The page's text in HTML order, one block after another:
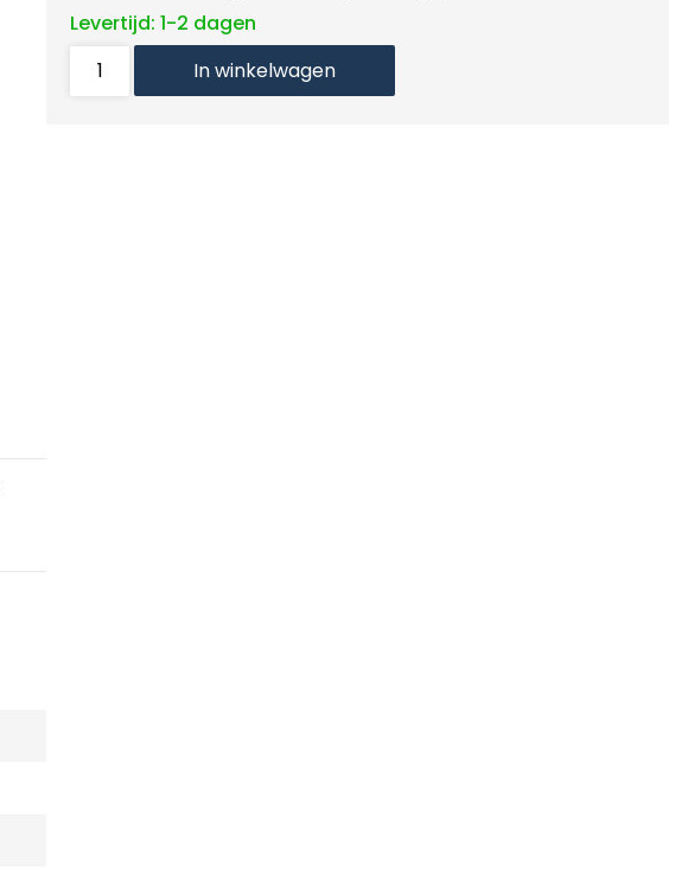
Levertijd: 1-2 dagen
In winkelwagen